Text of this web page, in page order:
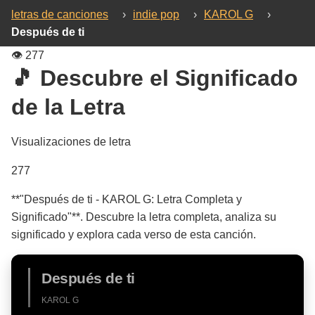
letras de canciones › indie pop › KAROL G
›
Después de ti
👁️ 277
🎵 Descubre el Significado
de la Letra
Visualizaciones de letra
277
**"Después de ti - KAROL G: Letra Completa y
Significado"**. Descubre la letra completa, analiza su
significado y explora cada verso de esta canción.
Después de ti
KAROL G